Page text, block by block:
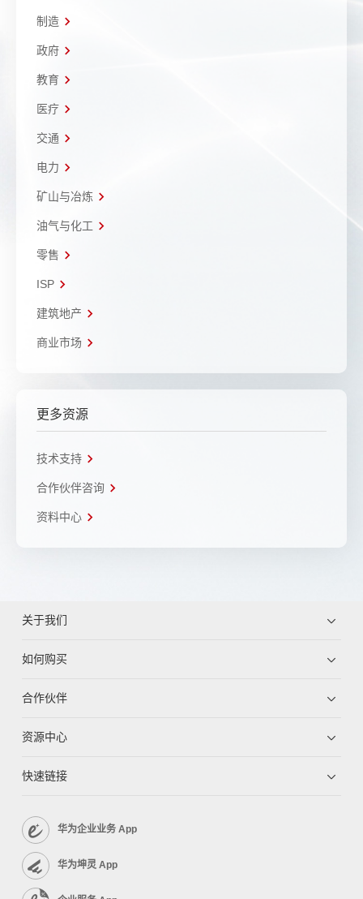
制造
政府
教育
医疗
交通
电力
矿山与冶炼
油气与化工
零售
ISP
建筑地产
商业市场
更多资源
技术支持
合作伙伴咨询
资料中心
关于我们
如何购买
合作伙伴
资源中心
快速链接
华为企业业务 App
华为坤灵 App